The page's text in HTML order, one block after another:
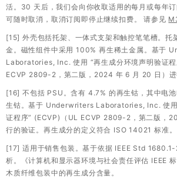
活。30 天后，我们会向你收取适用的每月或每年订
可随时取消，取消订阅即停止继续扣费。 请参见
[15] 外壳包括托架、一体式支架和触控笔笔槽。托
金。磁性组件中采用 100% 再生稀土金属。基于
Laboratories, Inc. 使用 “再生成分环境声明验证
ECVP 2809-2，第二版，2024 年 6 月 20 日）进
[16] 不包括 PSU。含有 4.7% 的再生钴，其中电
生钴。基于 Underwriters Laboratories, Inc. 使用
证程序” (ECVP)（UL ECVP 2809-2，第二版，
行的验证。再生成分的定义符合 ISO 14021 标准。
[17] 适用于销售包装。基于依据 IEEE Std
析。《计算机和显示器环境与社会责任评估 IEEE
木质纤维包装中的再生成分含量。